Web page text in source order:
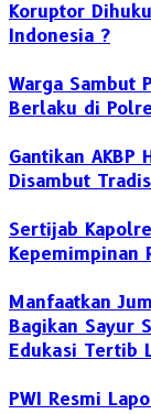
Koruptor
Indonesia ?
Warga Sambut
Berlaku di
Gantikan AKBP
Disambut
Sertijab
Kepemimpinan
Manfaatkan
Bagikan Sayur
Edukasi Tertib
PWI Resmi